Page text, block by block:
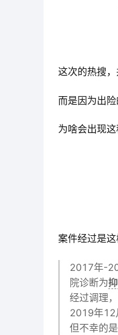
这次的热搜，
而是因为出险
为啥会出现
案件经过是这
2017年-
院诊断为
经过调理
2019年12
但不幸的